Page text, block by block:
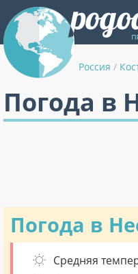
Россия /
Погода в
Погода в
Средняя